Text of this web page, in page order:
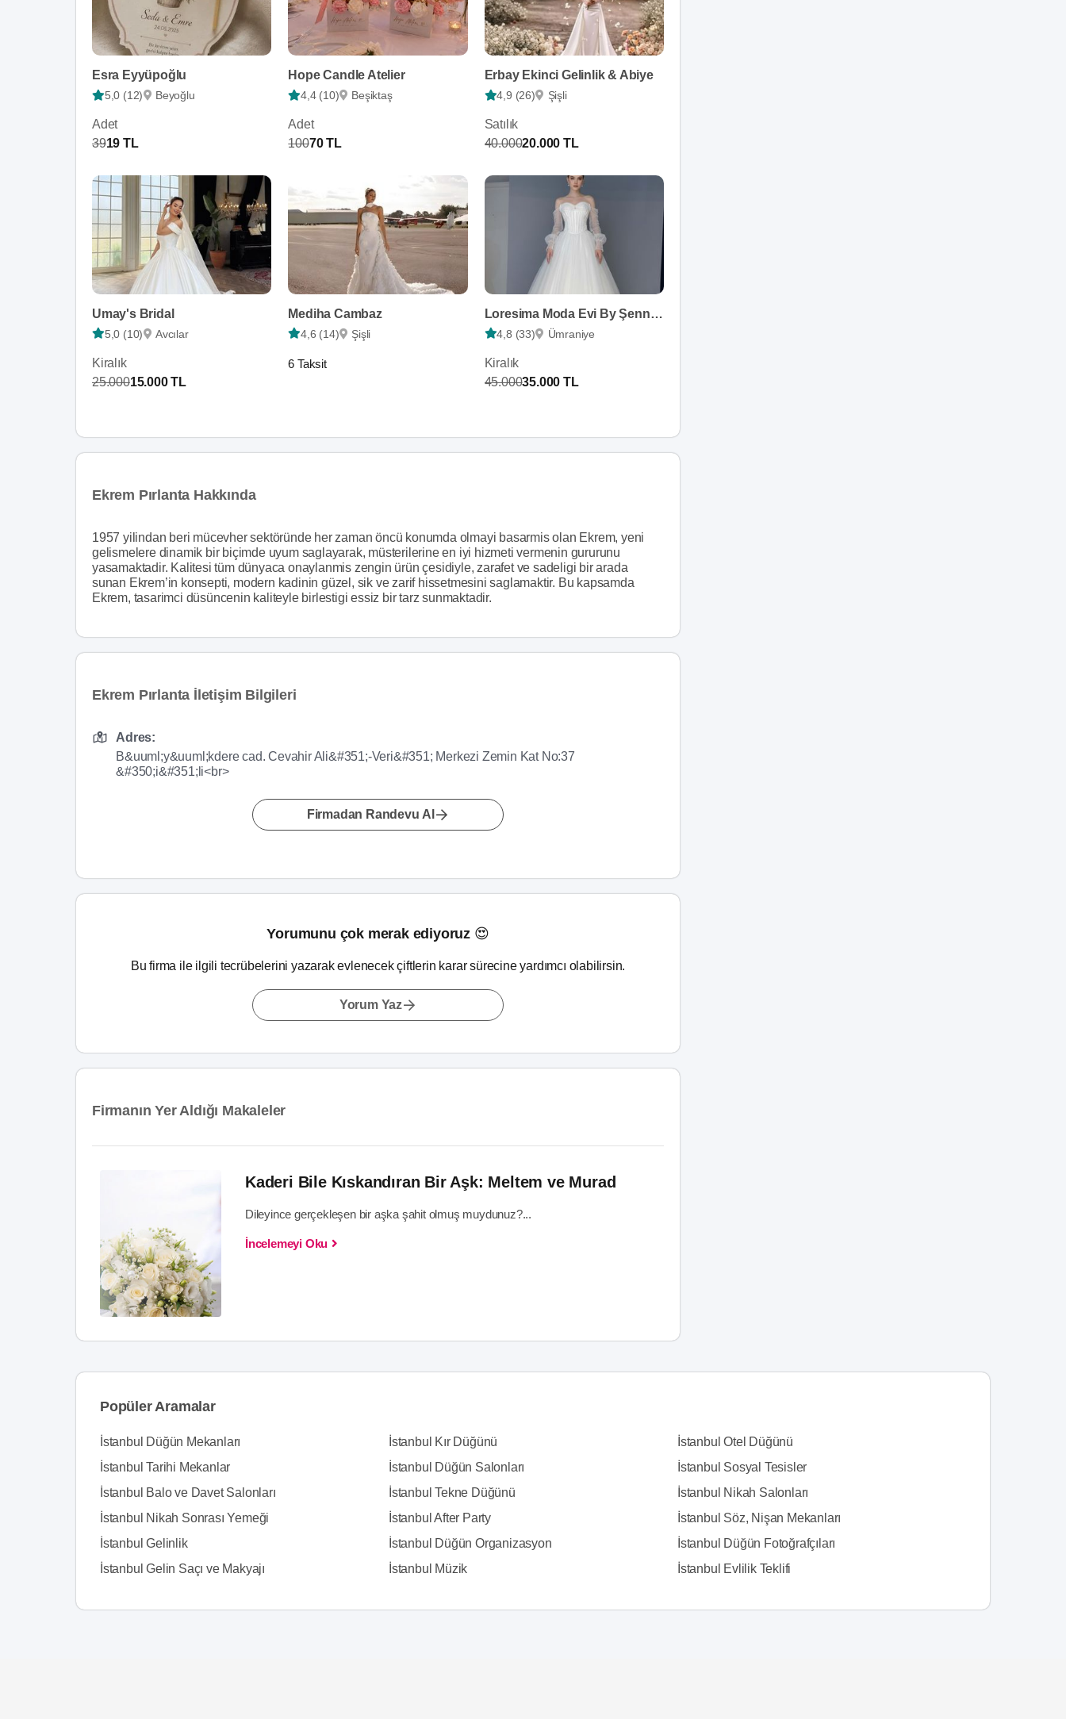
Esra Eyyüpoğlu
5,0 (12) Beyoğlu
Adet
3919 TL
Hope Candle Atelier
4,4 (10) Beşiktaş
Adet
10070 TL
Erbay Ekinci Gelinlik & Abiye
4,9 (26) Şişli
Satılık
40.00020.000 TL
Umay's Bridal
5,0 (10) Avcılar
Kiralık
25.00015.000 TL
Mediha Cambaz
4,6 (14) Şişli
6 Taksit
Loresima Moda Evi By Şennur Kosif
4,8 (33) Ümraniye
Kiralık
45.00035.000 TL
Ekrem Pırlanta Hakkında
1957 yilindan beri mücevher sektöründe her zaman öncü konumda olmayi basarmis olan Ekrem, yeni
gelismelere dinamik bir biçimde uyum saglayarak, müsterilerine en iyi hizmeti vermenin gururunu
yasamaktadir. Kalitesi tüm dünyaca onaylanmis zengin ürün çesidiyle, zarafet ve sadeligi bir arada
sunan Ekrem’in konsepti, modern kadinin güzel, sik ve zarif hissetmesini saglamaktir. Bu kapsamda
Ekrem, tasarimci düsüncenin kaliteyle birlestigi essiz bir tarz sunmaktadir.
Ekrem Pırlanta İletişim Bilgileri
Adres:
B&uuml;y&uuml;kdere cad. Cevahir Ali&#351;-Veri&#351; Merkezi Zemin Kat No:37
&#350;i&#351;li<br>
Firmadan Randevu Al
Yorumunu çok merak ediyoruz 😍
Bu firma ile ilgili tecrübelerini yazarak evlenecek çiftlerin karar sürecine yardımcı olabilirsin.
Yorum Yaz
Firmanın Yer Aldığı Makaleler
Kaderi Bile Kıskandıran Bir Aşk: Meltem ve Murad
Dileyince gerçekleşen bir aşka şahit olmuş muydunuz?...
İncelemeyi Oku
Popüler Aramalar
İstanbul Düğün Mekanları İstanbul Kır Düğünü
İstanbul Otel Düğünü
İstanbul Tarihi Mekanlar
İstanbul Düğün Salonları
İstanbul Sosyal Tesisler
İstanbul Balo ve Davet Salonları
İstanbul Tekne Düğünü
İstanbul Nikah Salonları
İstanbul Nikah Sonrası Yemeği
İstanbul After Party
İstanbul Söz, Nişan Mekanları
İstanbul Gelinlik
İstanbul Düğün Organizasyon
İstanbul Düğün Fotoğrafçıları
İstanbul Gelin Saçı ve Makyajı
İstanbul Müzik İstanbul Evlilik Teklifi